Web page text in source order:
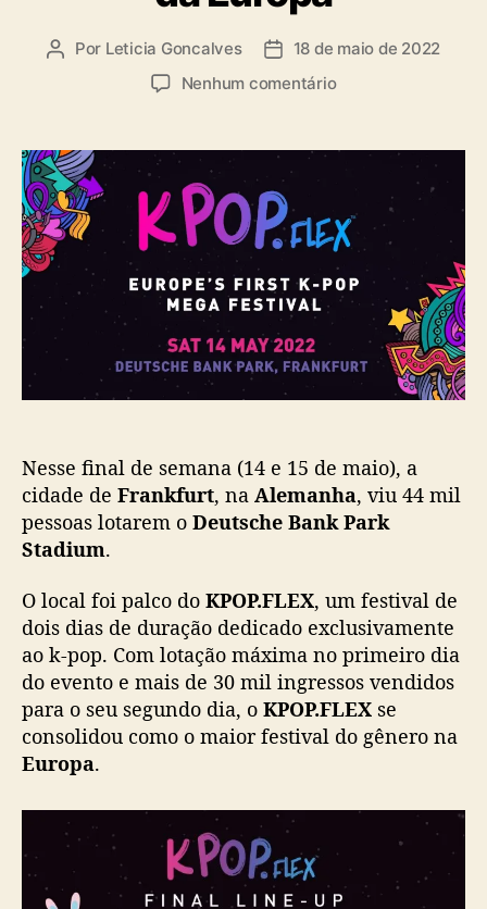
i
A
r
d
o
p
o
s
Por Leticia Goncalves
D
d
p
u
b
i
c
a
ç
18 de maio de 2022
Nenhum comentárioe
P
.
F
L
E
e
n
a
o
o
r
f
e
s
t
K
Nesse final de semana (14 e 15 de maio), a
cidade de Frankfurt, na Alemanha, viu 44 mil
pessoas lotarem o Deutsche Bank Park
Stadium.
O local foi palco do KPOP.FLEX, um festival de
dois dias de duração dedicado exclusivamente
ao k-pop. Com lotação máxima no primeiro dia
do evento e mais de 30 mil ingressos vendidos
para o seu segundo dia, o KPOP.FLEX se
consolidou como o maior festival do gênero na
Europa.